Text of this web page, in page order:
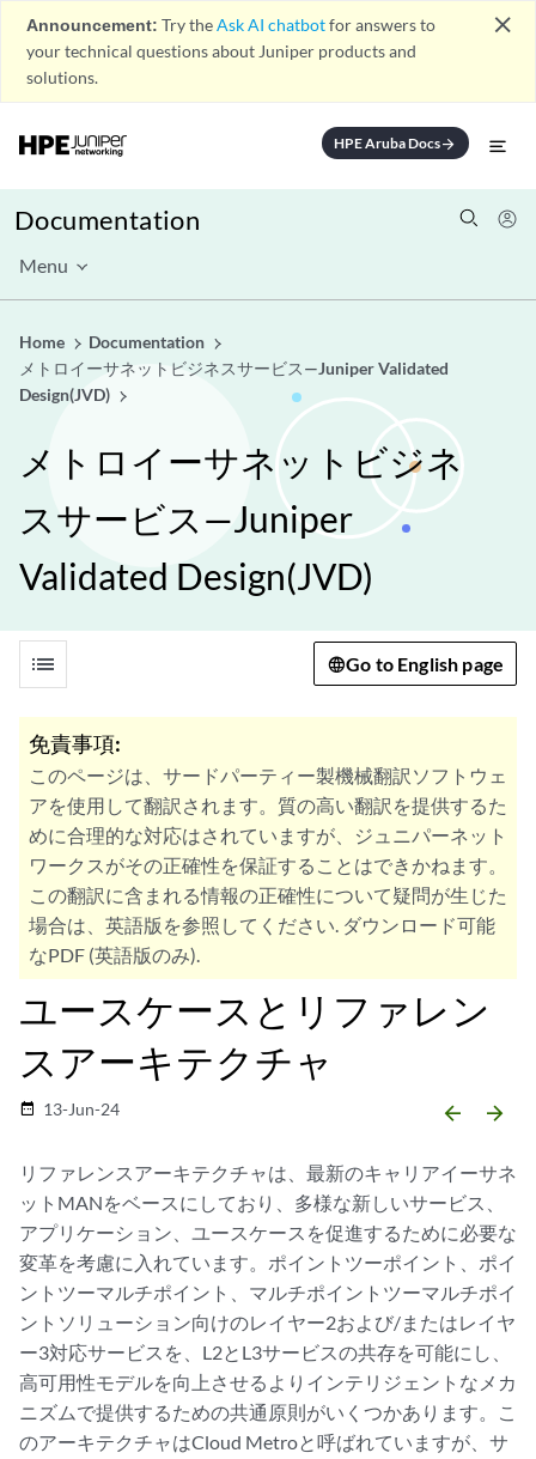
Announcement: Try theAsk AI chatbotfor answers to
your technical questions about Juniper products and
solutions.
close
HPE Aruba Docsarrow_forward
Documentation
Menu
Home
Documentation
メトロイーサネットビジネスサービス—Juniper Validated
Design(JVD)
メトロイーサネットビジネ
スサービス—Juniper
Validated Design(JVD)
list Go to English page
免責事項:
このページは、サードパーティー製機械翻訳ソフトウェ
アを使用して翻訳されます。質の高い翻訳を提供するた
めに合理的な対応はされていますが、ジュニパーネット
ワークスがその正確性を保証することはできかねます。
この翻訳に含まれる情報の正確性について疑問が生じた
場合は、英語版を参照してください. ダウンロード可能
なPDF (英語版のみ).
ユースケースとリファレン
スアーキテクチャ
date_range 13-Jun-24 arrow_backward arrow_forward
リファレンスアーキテクチャは、最新のキャリアイーサネ
ットMANをベースにしており、多様な新しいサービス、
アプリケーション、ユースケースを促進するために必要な
変革を考慮に入れています。ポイントツーポイント、ポイ
ントツーマルチポイント、マルチポイントツーマルチポイ
ントソリューション向けのレイヤー2および/またはレイヤ
ー3対応サービスを、L2とL3サービスの共存を可能にし、
高可用性モデルを向上させるよりインテリジェントなメカ
ニズムで提供するための共通原則がいくつかあります。こ
のアーキテクチャはCloud Metroと呼ばれていますが、サ